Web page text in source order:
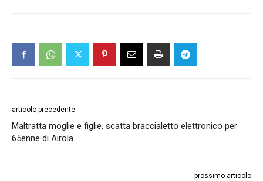
articolo precedente
Maltratta moglie e figlie, scatta braccialetto elettronico per
65enne di Airola
prossimo articolo